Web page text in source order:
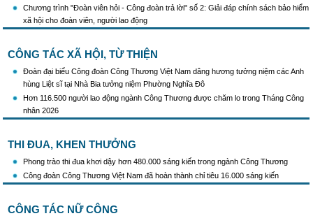
công tác phòng, chống buôn lậu, vận chuyển, sản xuất, mua bán, tàng trữ, sử dụng
trái phép thuốc lá trong tình hình mới
Chương trình "Đoàn viên hỏi - Công đoàn trả lời" số 2: Giải đáp chính sách bảo hiểm
xã hội cho đoàn viên, người lao động
CÔNG TÁC XÃ HỘI, TỪ THIỆN
Đoàn đại biểu Công đoàn Công Thương Việt Nam dâng hương tưởng niệm các Anh
hùng Liệt sĩ tại Nhà Bia tưởng niệm Phường Nghĩa Đô
Hơn 116.500 người lao động ngành Công Thương được chăm lo trong Tháng Công
nhân 2026
THI ĐUA, KHEN THƯỞNG
Phong trào thi đua khơi dậy hơn 480.000 sáng kiến trong ngành Công Thương
Công đoàn Công Thương Việt Nam đã hoàn thành chỉ tiêu 16.000 sáng kiến
CÔNG TÁC NỮ CÔNG